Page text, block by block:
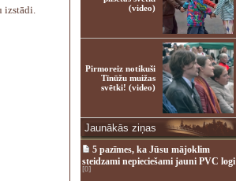
izstādi.
(video)
Pirmoreiz notikuši
Tīnūžu muižas
svētki! (video)
Jaunākās ziņas
5 pazīmes, ka Jūsu mājoklim
steidzami nepieciešami jauni PVC logi
[0]